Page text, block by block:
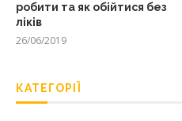
робити та як обійтися без
ліків
26/06/2019
КАТЕГОРІЇ